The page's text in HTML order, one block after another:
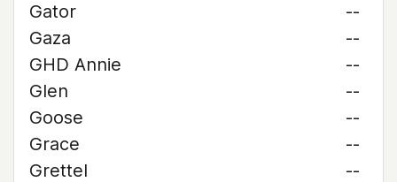
Gator
--
Gaza
--
GHD Annie
--
Glen
--
Goose
--
Grace
--
Grettel
--